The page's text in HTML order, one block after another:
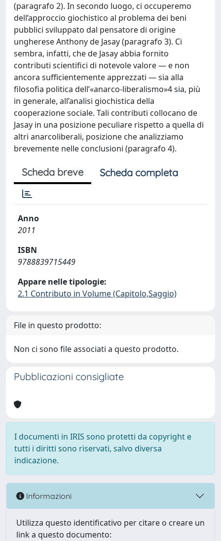
(paragrafo 2). In secondo luogo, ci occuperemo
dell’approccio giochistico al problema dei beni
pubblici sviluppato dal pensatore di origine
ungherese Anthony de Jasay (paragrafo 3). Ci
sembra, infatti, che de Jasay abbia fornito
contributi scientifici di notevole valore — e non
ancora sufficientemente apprezzati — sia alla
filosofia politica dell’«anarco-liberalismo»4 sia, più
in generale, all’analisi giochistica della
cooperazione sociale. Tali contributi collocano de
Jasay in una posizione peculiare rispetto a quella di
altri anarcoliberali, posizione che analizziamo
brevemente nelle conclusioni (paragrafo 4).
Scheda breve Scheda completa
Anno
2011
ISBN
9788839715449
Appare nelle tipologie:
2.1 Contributo in Volume (Capitolo,Saggio)
File in questo prodotto:
Non ci sono file associati a questo prodotto.
Pubblicazioni consigliate
I documenti in IRIS sono protetti da copyright e
tutti i diritti sono riservati, salvo diversa
indicazione.
Informazioni
Utilizza questo identificativo per citare o creare un
link a questo documento: